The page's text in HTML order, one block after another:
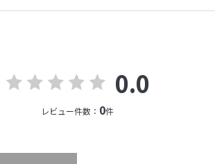
0.0
レビュー件数： 0件